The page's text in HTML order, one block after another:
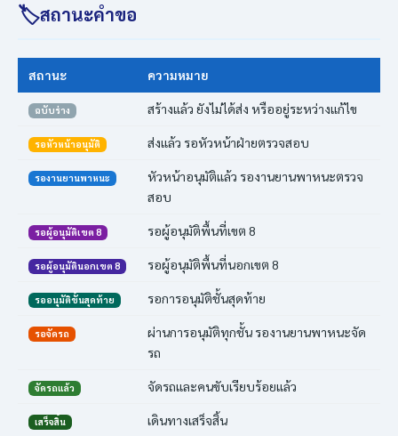
🏷สถานะคำขอ
สถานะ ความหมาย
ฉบับร่าง สร้างแล้ว ยังไม่ได้ส่ง หรืออยู่ระหว่างแก้ไข
รอหัวหน้าอนุมัติ ส่งแล้ว รอหัวหน้าฝ่ายตรวจสอบ
รองานยานพาหนะ
หัวหน้าอนุมัติแล้ว รองานยานพาหนะตรวจ
สอบ
รอผู้อนุมัติเขต 8 รอผู้อนุมัติพื้นที่เขต 8
รอผู้อนุมัตินอกเขต 8 รอผู้อนุมัติพื้นที่นอกเขต 8
รออนุมัติขั้นสุดท้าย รอการอนุมัติชั้นสุดท้าย
รอจัดรถ
ผ่านการอนุมัติทุกชั้น รองานยานพาหนะจัด
รถ
จัดรถแล้ว จัดรถและคนขับเรียบร้อยแล้ว
เสร็จสิ้น เดินทางเสร็จสิ้น